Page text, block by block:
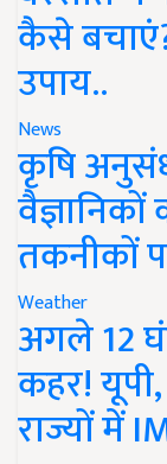
कैसे
उपाय..
News
कृषि
तकनीकों
Weather
अगले 12
कहर!
राज्यों में